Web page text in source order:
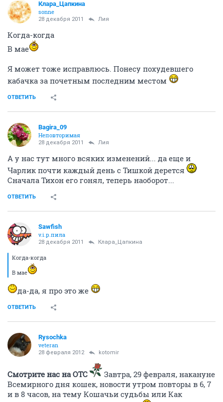
Клара_Цапкина
sonne
28 декабря 2011 Лия
Когда-когда
В мае
Я может тоже исправлюсь. Понесу похудевшего
кабачка за почетным последним местом
ОТВЕТИТЬ
Bagira_09
Неповторимая
28 декабря 2011 Лия
А у нас тут много всяких изменений... да еще и
Чарлик почти каждый день с Тишкой дерется
Сначала Тихон его гонял, теперь наоборот...
ОТВЕТИТЬ
Sawfish
v.i.p.пила
28 декабря 2011 Клара_Цапкина
Когда-когда
В мае
да-да, я про это же
ОТВЕТИТЬ
Rysochka
veteran
28 февраля 2012 kotomir
Смотрите нас на ОТС
Завтра, 29 февраля, накануне
Всемирного дня кошек, новости утром повторы в 6, 7
и в 8 часов, на тему Кошачьи судьбы или Как